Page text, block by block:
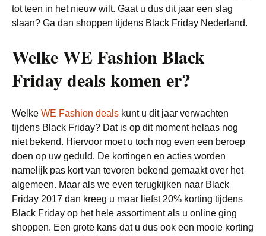
tot teen in het nieuw wilt. Gaat u dus dit jaar een slag
slaan? Ga dan shoppen tijdens Black Friday Nederland.
Welke WE Fashion Black
Friday deals komen er?
Welke WE Fashion deals kunt u dit jaar verwachten
tijdens Black Friday? Dat is op dit moment helaas nog
niet bekend. Hiervoor moet u toch nog even een beroep
doen op uw geduld. De kortingen en acties worden
namelijk pas kort van tevoren bekend gemaakt over het
algemeen. Maar als we even terugkijken naar Black
Friday 2017 dan kreeg u maar liefst 20% korting tijdens
Black Friday op het hele assortiment als u online ging
shoppen. Een grote kans dat u dus ook een mooie korting